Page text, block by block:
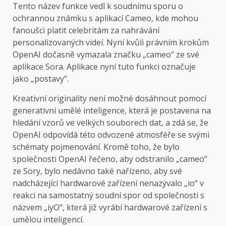
Tento název funkce vedl k soudnímu sporu o
ochrannou známku s aplikací Cameo, kde mohou
fanoušci platit celebritám za nahrávání
personalizovaných videí. Nyní kvůli právním krokům
OpenAI dočasně vymazala značku „cameo“ ze své
aplikace Sora. Aplikace nyní tuto funkci označuje
jako „postavy“.
Kreativní originality není možné dosáhnout pomocí
generativní umělé inteligence, která je postavena na
hledání vzorů ve velkých souborech dat, a zdá se, že
OpenAI odpovídá této odvozené atmosféře se svými
schématy pojmenování. Kromě toho, že bylo
společnosti OpenAI řečeno, aby odstranilo „cameo“
ze Sory, bylo nedávno také nařízeno, aby své
nadcházející hardwarové zařízení nenazývalo „io“ v
reakci na samostatný soudní spor od společnosti s
názvem „iyO“, která již vyrábí hardwarové zařízení s
umělou inteligencí.